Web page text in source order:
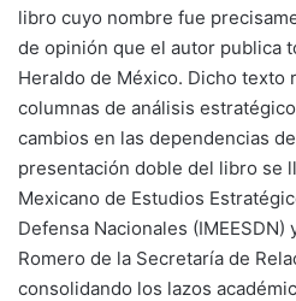
libro cuyo nombre fue
de opinión que el autor publica
Heraldo de México. Dicho texto
columnas de análisis
cambios en las dependencias
presentación doble del libro se
Mexicano de Estudios
Defensa Nacionales
Romero de la Secretaría de
consolidando los lazos